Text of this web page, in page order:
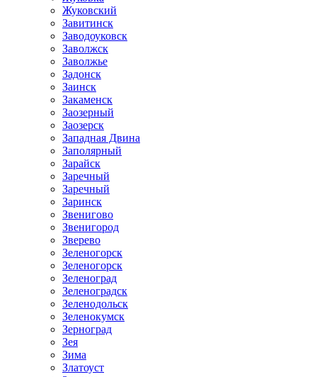
Жуковский
Завитинск
Заводоуковск
Заволжск
Заволжье
Задонск
Заинск
Закаменск
Заозерный
Заозерск
Западная Двина
Заполярный
Зарайск
Заречный
Заречный
Заринск
Звенигово
Звенигород
Зверево
Зеленогорск
Зеленогорск
Зеленоград
Зеленоградск
Зеленодольск
Зеленокумск
Зерноград
Зея
Зима
Златоуст